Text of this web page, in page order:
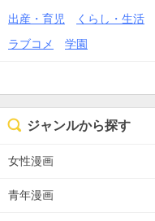
出産・育児 くらし・生活
ラブコメ
学園
ジャンルから探す
女性漫画
青年漫画